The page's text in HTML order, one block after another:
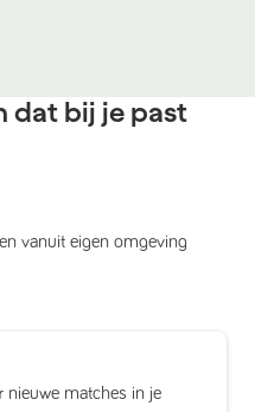
dat bij je past
vanuit eigen omgeving
nieuwe matches in je